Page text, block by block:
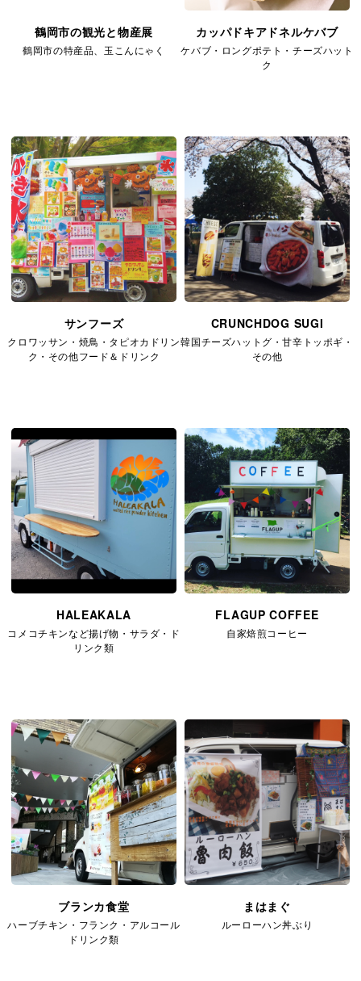
鶴岡市の観光と物産展
鶴岡市の特産品、玉こんにゃく
カッパドキアドネルケバブ
ケバブ・ロングポテト・チーズハット
ク
サンフーズ
クロワッサン・焼鳥・タピオカドリン
ク・その他フード＆ドリンク
CRUNCHDOG SUGI
韓国チーズハットグ・甘辛トッポギ・
その他
HALEAKALA
コメコチキンなど揚げ物・サラダ・ド
リンク類
FLAGUP COFFEE
自家焙煎コーヒー
ブランカ食堂
ハーブチキン・フランク・アルコール
ドリンク類
まはまぐ
ルーローハン丼ぶり